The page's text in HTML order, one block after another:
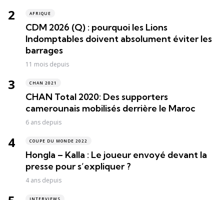
AFRIQUE
CDM 2026 (Q) : pourquoi les Lions
Indomptables doivent absolument éviter les
barrages
11 mois depuis
CHAN 2021
CHAN Total 2020: Des supporters
camerounais mobilisés derrière le Maroc
6 ans depuis
COUPE DU MONDE 2022
Hongla – Kalla : Le joueur envoyé devant la
presse pour s’expliquer ?
4 ans depuis